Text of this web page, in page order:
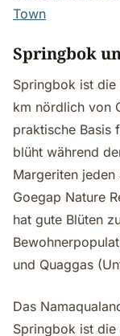
Town
Springbok
Springbok ist
km nördlich von
praktische Basis
blüht während
Margeriten jeden
Goegap Nature
hat gute Blüten
und Quaggas
Das
Springbok ist